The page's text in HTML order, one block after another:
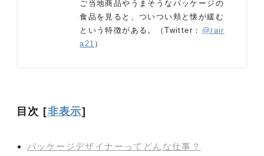
ご当地商品やうまそうなパッケージの
食品を見ると、ついつい頬と懐が緩む
という特徴がある。（Twitter： @rair
a21 ）
目次 [非表示]
パッケージデザイナーってどんな仕事？